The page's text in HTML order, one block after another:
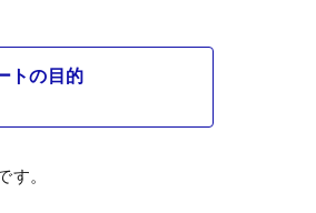
トの目的
。